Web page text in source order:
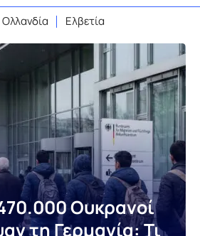
Ολλανδία Ελβετία
Ουκρανοί
τη Γερμανία: Τι